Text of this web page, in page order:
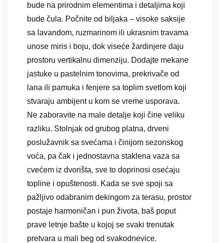
bude na prirodnim elementima i detaljima koji
bude čula. Počnite od biljaka – visoke saksije
sa lavandom, ruzmarinom ili ukrasnim travama
unose miris i boju, dok viseće žardinjere daju
prostoru vertikalnu dimenziju. Dodajte mekane
jastuke u pastelnim tonovima, prekrivače od
lana ili pamuka i fenjere sa toplim svetlom koji
stvaraju ambijent u kom se vreme usporava.
Ne zaboravite na male detalje koji čine veliku
razliku. Stolnjak od grubog platna, drveni
poslužavnik sa svećama i činijom sezonskog
voća, pa čak i jednostavna staklena vaza sa
cvećem iz dvorišta, sve to doprinosi osećaju
topline i opuštenosti. Kada se sve spoji sa
pažljivo odabranim dekingom za terasu, prostor
postaje harmoničan i pun života, baš poput
prave letnje bašte u kojoj se svaki trenutak
pretvara u mali beg od svakodnevice.